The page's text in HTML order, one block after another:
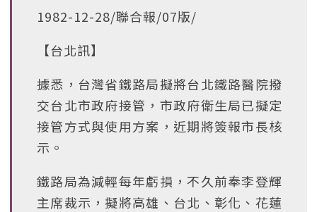
1982-12-28/聯合報/07版/
【台北訊】
據悉，台灣省鐵路局擬將台北鐵路醫院撥
交台北市政府接管，市政府衛生局已擬定
接管方式與使用方案，近期將簽報市長核
示。
鐵路局為減輕每年虧損，不久前奉李登輝
主席裁示，擬將高雄、台北、彰化、花蓮